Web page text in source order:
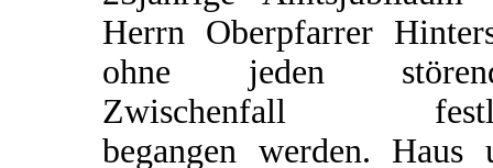
Herrn Oberpfarrer
ohne jeden
Zwischenfall
begangen werden. Haus